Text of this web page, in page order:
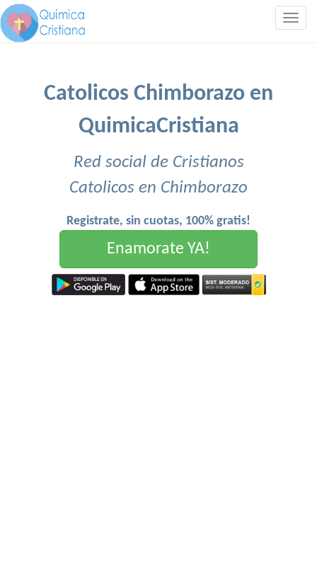
Catolicos Chimborazo en
QuimicaCristiana
Red social de Cristianos
Catolicos en Chimborazo
Registrate, sin cuotas, 100% gratis!
Enamorate YA!